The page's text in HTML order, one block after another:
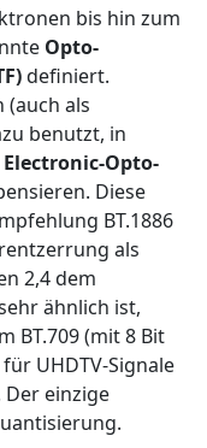
bis hin zum
Opto-
definiert.
als
benutzt, in
Electronic-Opto-
Diese
BT.1886
als
2,4 dem
ähnlich ist,
BT.709 (mit 8 Bit
UHDTV-Signale
Der einzige